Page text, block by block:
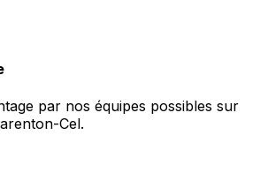
par nos équipes possibles sur
Cel.